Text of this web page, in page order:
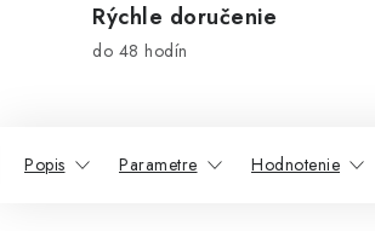
Rýchle doručenie
do 48 hodín
Popis Parametre Hodnotenie